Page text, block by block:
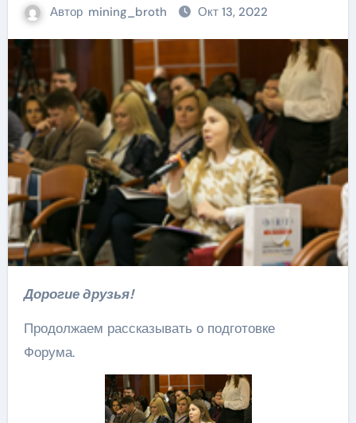
Автор mining_broth Окт 13, 2022
Дорогие друзья!
Продолжаем рассказывать о подготовке
Форума.